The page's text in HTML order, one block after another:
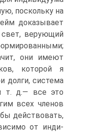
поскольку на
доказывает
верующий
они имеют
которой я
долги, система
т. д.— все это
всех членов
действовать,
от инди­